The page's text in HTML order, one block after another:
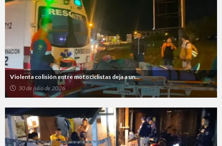
Violenta colisión entre motociclistas deja a un...
30 de julio de 2026